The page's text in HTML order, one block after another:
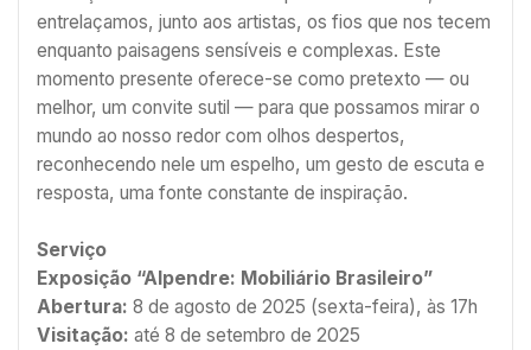
entrelaçamos, junto aos artistas, os fios que nos tecem
enquanto paisagens sensíveis e complexas. Este
momento presente oferece-se como pretexto — ou
melhor, um convite sutil — para que possamos mirar o
mundo ao nosso redor com olhos despertos,
reconhecendo nele um espelho, um gesto de escuta e
resposta, uma fonte constante de inspiração.
Serviço
Exposição “Alpendre: Mobiliário Brasileiro”
Abertura: 8 de agosto de 2025 (sexta-feira), às 17h
Visitação: até 8 de setembro de 2025